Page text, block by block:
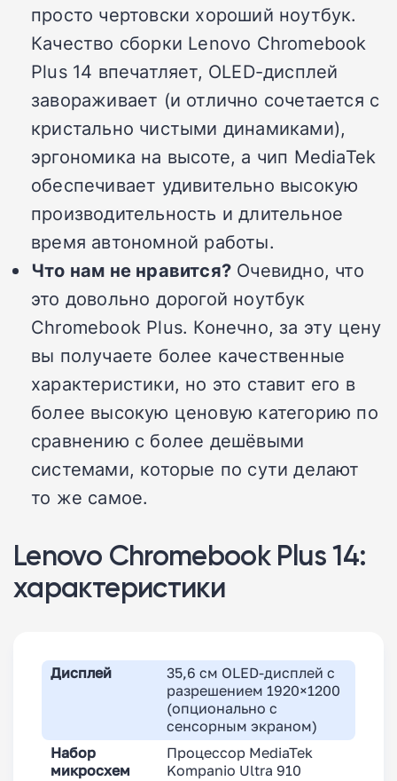
просто чертовски хороший ноутбук.
Качество сборки Lenovo Chromebook
Plus 14 впечатляет, OLED-дисплей
завораживает (и отлично сочетается с
кристально чистыми динамиками),
эргономика на высоте, а чип MediaTek
обеспечивает удивительно высокую
производительность и длительное
время автономной работы.
Что нам не нравится? Очевидно, что
это довольно дорогой ноутбук
Chromebook Plus. Конечно, за эту цену
вы получаете более качественные
характеристики, но это ставит его в
более высокую ценовую категорию по
сравнению с более дешёвыми
системами, которые по сути делают
то же самое.
Lenovo Chromebook Plus 14:
характеристики
Дисплей
35,6 см OLED-дисплей с
разрешением 1920×1200
(опционально с
сенсорным экраном)
Набор
микросхем
Процессор MediaTek
Kompanio Ultra 910